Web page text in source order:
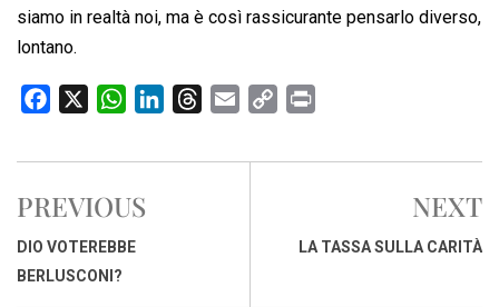
siamo in realtà noi, ma è così rassicurante pensarlo diverso,
lontano.
c
b
o
o
W
a
s
A
n
r
a
p
i
PREVIOUS
DIO VOTEREBBE
BERLUSCONI?
NEXT
LA TASSA SULLA CARITÀ